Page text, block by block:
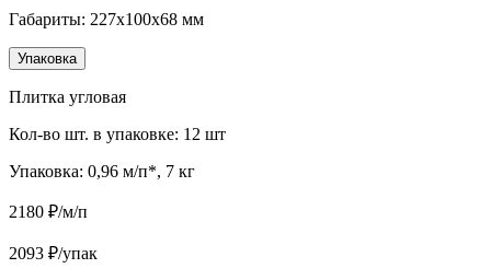
Габариты: 227х100х68 мм
Упаковка
Плитка угловая
Кол-во шт. в упаковке: 12 шт
Упаковка: 0,96 м/п*, 7 кг
2180 ₽/м/п
2093 ₽/упак